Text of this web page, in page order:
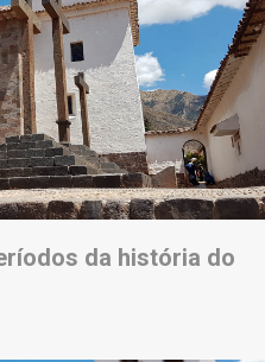
da história do